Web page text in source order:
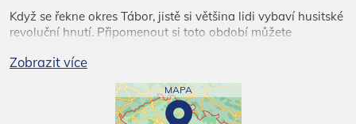
Když se řekne okres Tábor, jistě si většina lidi vybaví husitské
revoluční hnutí. Připomenout si toto období můžete
pro děti, které se s klíčovými pojmy seznámí prostřednictvím
komiksových panelů, mohou si vyzkoušet kroužkovou zbroj
a plnit nejrůznější úkoly. Vaše putování po husitské historii
byste neměli ochudit o návštěvu zříceniny Kozí hrádek, kde
Zobrazitvíce
MAPA